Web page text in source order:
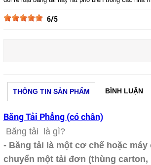
6/5
THÔNG TIN SẢN PHẨM BÌNH LUẬN
Băng Tải Phẳng (có chân)
Băng tải là gì?
- Băng tải là một cơ chế hoặc máy
chuyển một tải đơn (thùng